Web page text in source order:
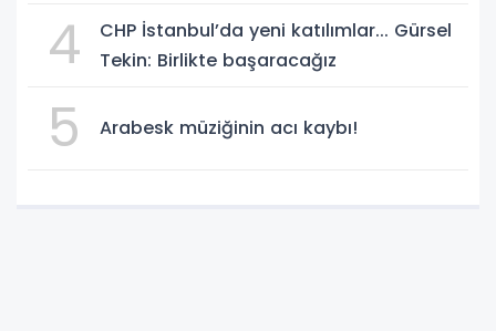
4
CHP İstanbul’da yeni katılımlar... Gürsel
Tekin: Birlikte başaracağız
5 Arabesk müziğinin acı kaybı!